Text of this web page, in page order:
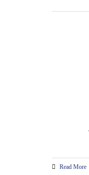
Read More